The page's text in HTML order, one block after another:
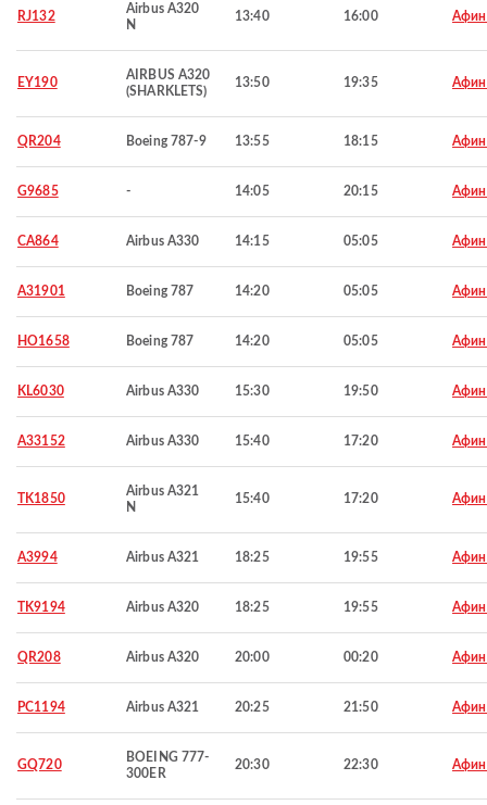
RJ132
Airbus A320
N
13:40 16:00
EY190
AIRBUS A320
(SHARKLETS)
13:50 19:35
QR204 Boeing 787-9 13:55 18:15
G9685 - 14:05 20:15
CA864 Airbus A330 14:15 05:05
A31901 Boeing 787 14:20 05:05
HO1658 Boeing 787 14:20 05:05
KL6030 Airbus A330 15:30 19:50
A33152 Airbus A330 15:40 17:20
TK1850
Airbus A321
N
15:40 17:20
A3994 Airbus A321 18:25 19:55
TK9194 Airbus A320 18:25 19:55
QR208 Airbus A320 20:00 00:20
PC1194 Airbus A321 20:25 21:50
GQ720
BOEING 777-
300ER
20:30 22:30